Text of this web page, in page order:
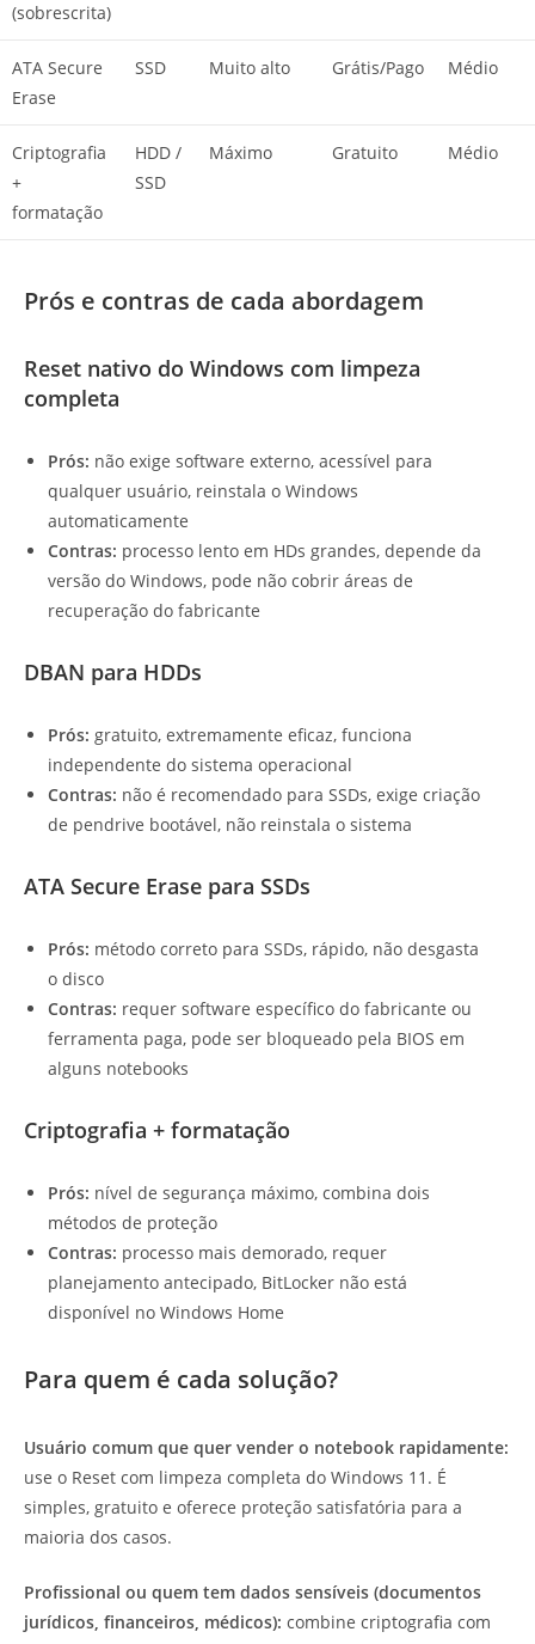
(sobrescrita)
ATA Secure
Erase
SSD Muito alto Grátis/Pago Médio
Criptografia
+
formatação
HDD /
SSD
Máximo Gratuito Médio
Prós e contras de cada abordagem
Reset nativo do Windows com limpeza
completa
Prós: não exige software externo, acessível para
qualquer usuário, reinstala o Windows
automaticamente
Contras: processo lento em HDs grandes, depende da
versão do Windows, pode não cobrir áreas de
recuperação do fabricante
DBAN para HDDs
Prós: gratuito, extremamente eficaz, funciona
independente do sistema operacional
Contras: não é recomendado para SSDs, exige criação
de pendrive bootável, não reinstala o sistema
ATA Secure Erase para SSDs
Prós: método correto para SSDs, rápido, não desgasta
o disco
Contras: requer software específico do fabricante ou
ferramenta paga, pode ser bloqueado pela BIOS em
alguns notebooks
Criptografia + formatação
Prós: nível de segurança máximo, combina dois
métodos de proteção
Contras: processo mais demorado, requer
planejamento antecipado, BitLocker não está
disponível no Windows Home
Para quem é cada solução?
Usuário comum que quer vender o notebook rapidamente:
use o Reset com limpeza completa do Windows 11. É
simples, gratuito e oferece proteção satisfatória para a
maioria dos casos.
Profissional ou quem tem dados sensíveis (documentos
jurídicos, financeiros, médicos): combine criptografia com